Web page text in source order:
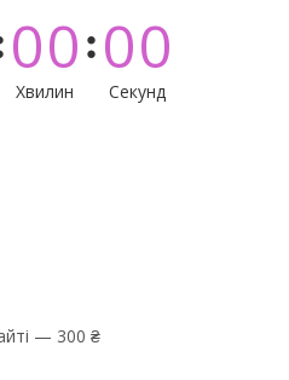
00
Хвилин
00
Секунд
— 300 ₴